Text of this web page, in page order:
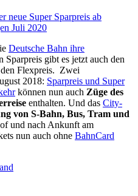
Deutsche Bahn ihre
Sparpreis gibt es jetzt auch den
Flexpreis. Zwei
2018: Sparpreis und Super
können nun auch Züge des
enthalten. Und das City-
von S-Bahn, Bus, Tram und
und nach Ankunft am
nun auch ohne BahnCard